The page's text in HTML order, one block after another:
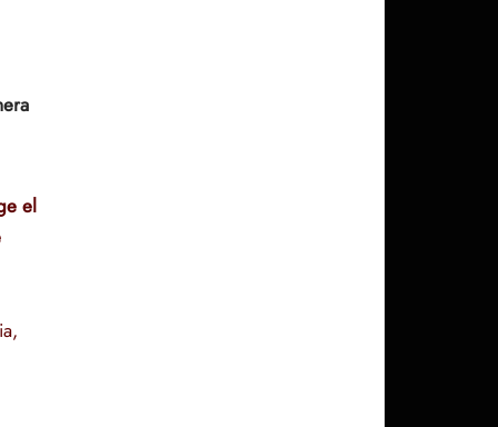
el